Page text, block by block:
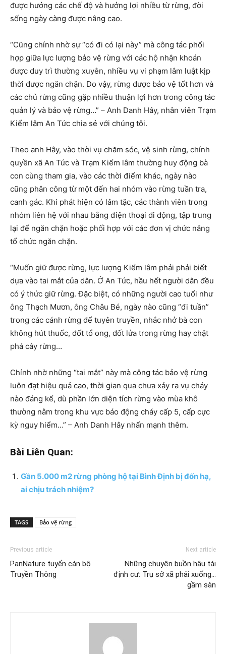
được hưởng các chế độ và hưởng lợi nhiều từ rừng, đời
sống ngày càng được nâng cao.
“Cũng chính nhờ sự “có đi có lại này” mà công tác phối
hợp giữa lực lượng bảo vệ rừng với các hộ nhận khoán
được duy trì thường xuyên, nhiều vụ vi phạm lâm luật kịp
thời được ngăn chặn. Do vậy, rừng được bảo vệ tốt hơn và
các chủ rừng cũng gặp nhiều thuận lợi hơn trong công tác
quản lý và bảo vệ rừng…” – Anh Danh Hây, nhân viên Trạm
Kiểm lâm An Tức chia sẻ với chúng tôi.
Theo anh Hây, vào thời vụ chăm sóc, vệ sinh rừng, chính
quyền xã An Tức và Trạm Kiểm lâm thường huy động bà
con cùng tham gia, vào các thời điểm khác, ngày nào
cũng phân công từ một đến hai nhóm vào rừng tuần tra,
canh gác. Khi phát hiện có lâm tặc, các thành viên trong
nhóm liên hệ với nhau bằng điện thoại di động, tập trung
lại để ngăn chặn hoặc phối hợp với các đơn vị chức năng
tổ chức ngăn chặn.
“Muốn giữ được rừng, lực lượng Kiểm lâm phải phải biết
dựa vào tai mắt của dân. Ở An Tức, hầu hết người dân đều
có ý thức giữ rừng. Đặc biệt, có những người cao tuổi như
ông Thạch Mươn, ông Châu Bé, ngày nào cũng “đi tuần”
trong các cánh rừng để tuyên truyền, nhắc nhở bà con
không hút thuốc, đốt tổ ong, đốt lửa trong rừng hay chặt
phá cây rừng…
Chính nhờ những “tai mắt” này mà công tác bảo vệ rừng
luôn đạt hiệu quả cao, thời gian qua chưa xảy ra vụ cháy
nào đáng kể, dù phần lớn diện tích rừng vào mùa khô
thường nằm trong khu vực báo động cháy cấp 5, cấp cực
kỳ nguy hiểm…” – Anh Danh Hây nhấn mạnh thêm.
Bài Liên Quan:
Gần 5.000 m2 rừng phòng hộ tại Bình Định bị đốn hạ,
ai chịu trách nhiệm?
TAGS Bảo vệ rừng
Previous article
PanNature tuyển cán bộ
Truyền Thông
Next article
Những chuyện buồn hậu tái
định cư: Trụ sở xã phải xuống…
gầm sàn